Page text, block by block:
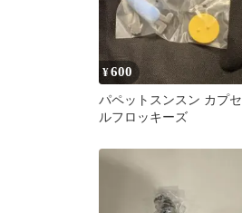
¥600
パペットスンスン カプセ
ルフロッキーズ